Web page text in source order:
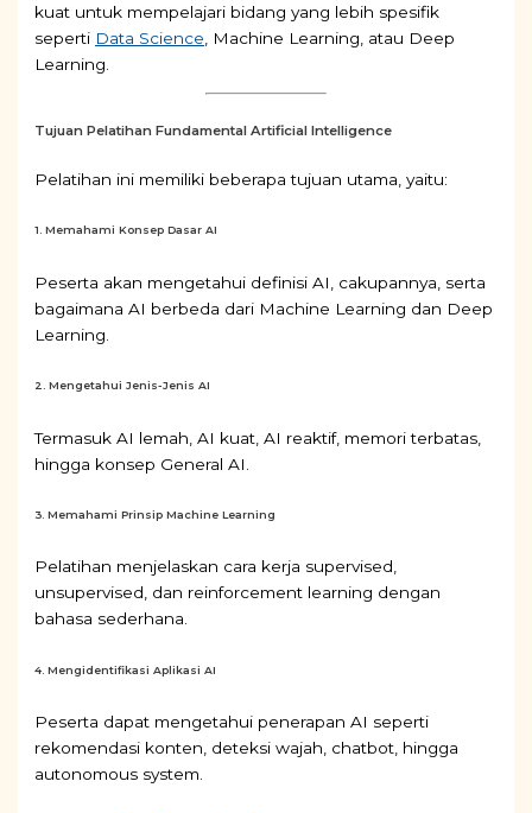
kuat untuk mempelajari bidang yang lebih spesifik
seperti Data Science , Machine Learning, atau Deep
Learning.
Tujuan Pelatihan Fundamental Artificial Intelligence
Pelatihan ini memiliki beberapa tujuan utama, yaitu:
1. Memahami Konsep Dasar AI
Peserta akan mengetahui definisi AI, cakupannya, serta
bagaimana AI berbeda dari Machine Learning dan Deep
Learning.
2. Mengetahui Jenis-Jenis AI
Termasuk AI lemah, AI kuat, AI reaktif, memori terbatas,
hingga konsep General AI.
3. Memahami Prinsip Machine Learning
Pelatihan menjelaskan cara kerja supervised,
unsupervised, dan reinforcement learning dengan
bahasa sederhana.
4. Mengidentifikasi Aplikasi AI
Peserta dapat mengetahui penerapan AI seperti
rekomendasi konten, deteksi wajah, chatbot, hingga
autonomous system.